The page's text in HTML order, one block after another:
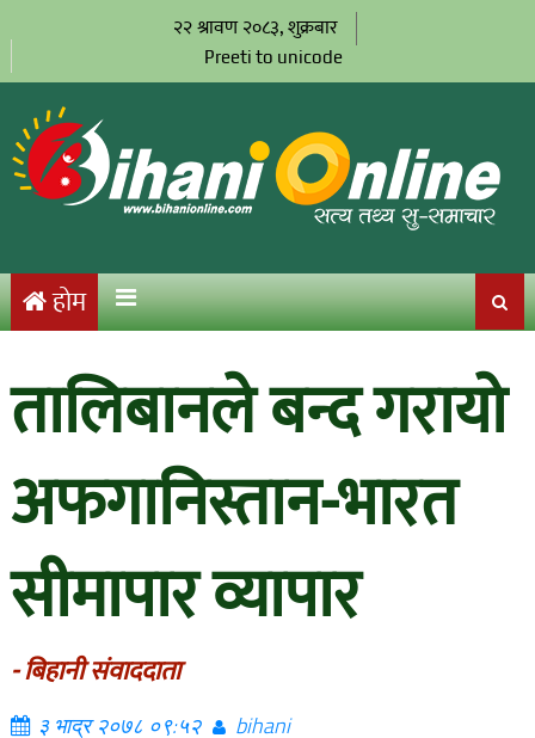
२२ श्रावण २०८३, शुक्रबार
Preeti to unicode
होम
तालिबानले बन्द गरायो
अफगानिस्तान-भारत
सीमापार व्यापार
- बिहानी संवाददाता
३ भाद्र २०७८ ०९:५२ bihani